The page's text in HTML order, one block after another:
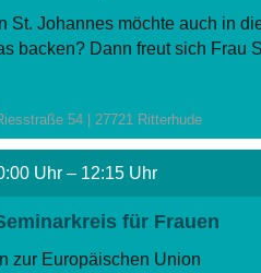
St. Johannes möchte auch in
backen? Dann freut sich Frau
54 | 27721 Ritterhude
Uhr – 12:15 Uhr
für Frauen
zur Europäischen Union